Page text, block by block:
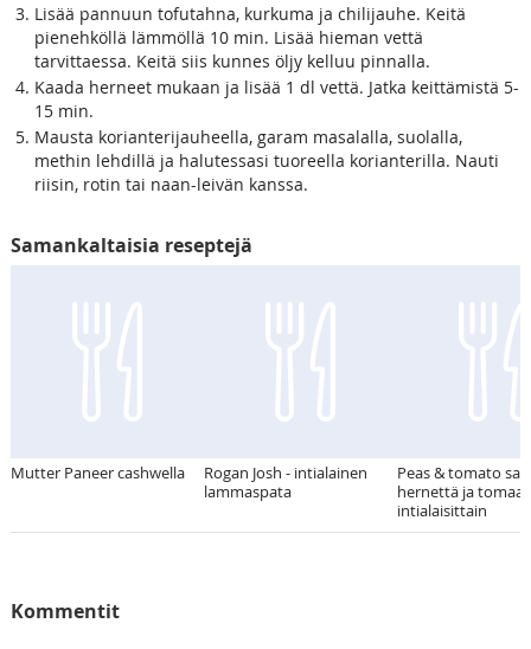
Lisää pannuun tofutahna, kurkuma ja chilijauhe. Keitä
pienehköllä lämmöllä 10 min. Lisää hieman vettä
tarvittaessa. Keitä siis kunnes öljy kelluu pinnalla.
Kaada herneet mukaan ja lisää 1 dl vettä. Jatka keittämistä 5-
15 min.
Mausta korianterijauheella, garam masalalla, suolalla,
methin lehdillä ja halutessasi tuoreella korianterilla. Nauti
riisin, rotin tai naan-leivän kanssa.
Samankaltaisia reseptejä
Mutter Paneer cashwella
Rogan Josh - intialainen
lammaspata
Peas & tomato
hernettä ja
intialaisittain
Kommentit